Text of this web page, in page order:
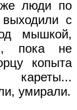
люди по
с
мышкой,
пока не
копыта
кареты...
умирали.